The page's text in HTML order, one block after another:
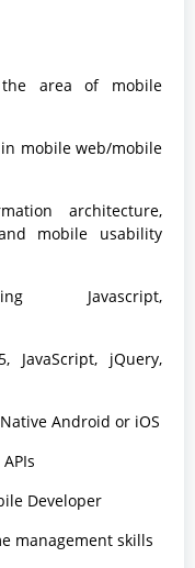
area of mobile
mobile web/mobile
architecture,
mobile usability
Javascript,
JavaScript, jQuery,
Android or iOS
Developer
management skills